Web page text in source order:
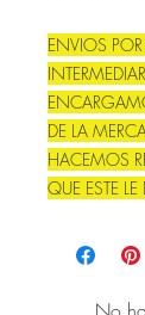
ENVIOS POR
DE LA
HACEMOS
QUE ESTE